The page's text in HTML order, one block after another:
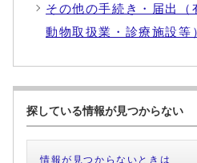
その他の手続き・届出（
動物取扱業・診療施設等
探している情報が見つからない
情報が見つからないときは